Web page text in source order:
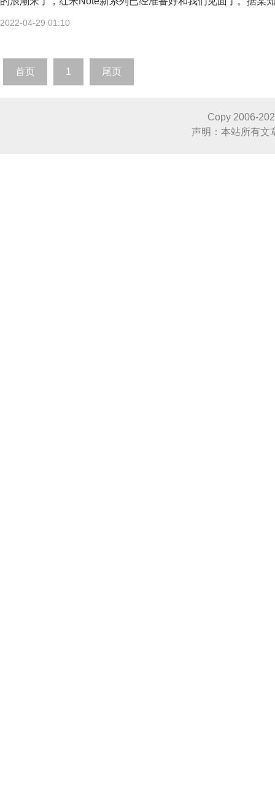
2022-04-29 01:10
首页 1 尾页
Copy 2006-
声明：本站所有文